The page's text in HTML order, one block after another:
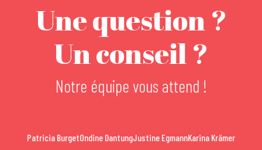
Une question ?
Un conseil ?
Notre équipe vous attend !
Patricia BurgetOndine DantungJustine EgmannKarina Krämer